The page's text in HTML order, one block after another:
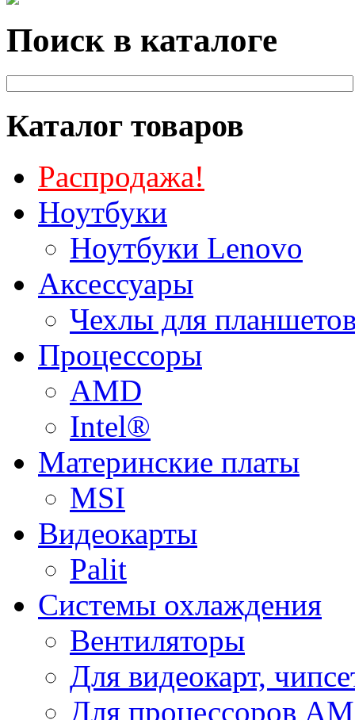
Поиск в каталоге
Каталог товаров
Распродажа!
Ноутбуки
Ноутбуки Lenovo
Аксессуары
Чехлы для
Процессоры
AMD
Intel®
Материнские платы
MSI
Видеокарты
Palit
Системы охлаждения
Вентиляторы
Для видеокарт,
Для процессоров